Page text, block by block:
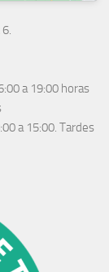
a 19:00 horas
a 15:00. Tardes